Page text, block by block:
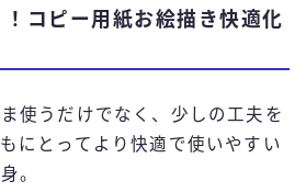
コピー用紙お絵描き快適化
使うだけでなく、少しの工夫を
にとってより快適で使いやすい
。